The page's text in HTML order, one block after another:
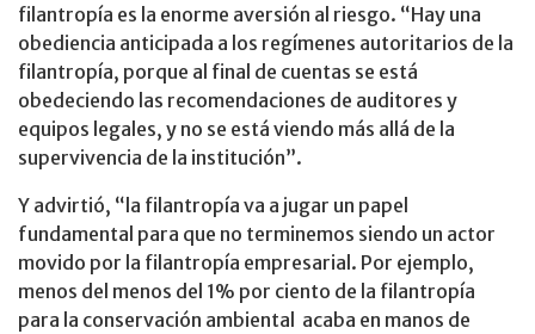
filantropía es la enorme aversión al riesgo. “Hay una
obediencia anticipada a los regímenes autoritarios de la
filantropía, porque al final de cuentas se está
obedeciendo las recomendaciones de auditores y
equipos legales, y no se está viendo más allá de la
supervivencia de la institución”.
Y advirtió, “la filantropía va a jugar un papel
fundamental para que no terminemos siendo un actor
movido por la filantropía empresarial. Por ejemplo,
menos del menos del 1% por ciento de la filantropía
para la conservación ambiental acaba en manos de